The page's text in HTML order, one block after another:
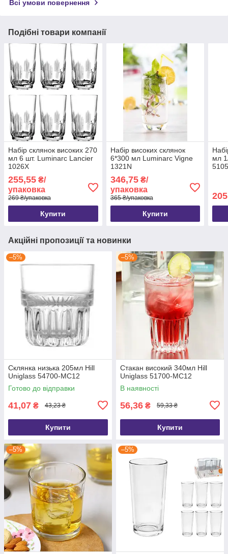
Всі умови повернення
Подібні товари компанії
Набір склянок високих 270
мл 6 шт. Luminarc Lancier
1026X
255,55 ₴/
упаковка
269 ₴/упаковка
Купити
Набір високих склянок
6*300 мл Luminarc Vigne
1321N
346,75₴/
упаковка
365 ₴/упаковка
Купити
мл
Акційні пропозиції та новинки
–5%
Склянка низька 205мл Hill
Uniglass 54700-MC12
Готово до відправки
41,07 ₴ 43,23 ₴
Купити
–5%
Стакан високий 340мл Hill
Uniglass 51700-MC12
В наявності
56,36 ₴ 59,33 ₴
Купити
–5% –5%